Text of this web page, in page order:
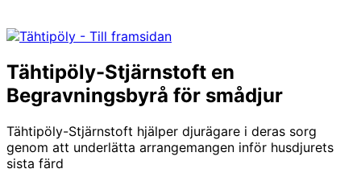
Tähtipöly-Stjärnstoft en
Begravningsbyrå för smådjur
Tähtipöly-Stjärnstoft hjälper djurägare i deras sorg
genom att underlätta arrangemangen inför husdjurets
sista färd